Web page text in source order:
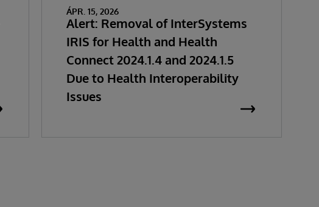
ÁPR. 15, 2026
Alert: Removal of InterSystems
IRIS for Health and Health
Connect 2024.1.4 and 2024.1.5
Due to Health Interoperability
Issues